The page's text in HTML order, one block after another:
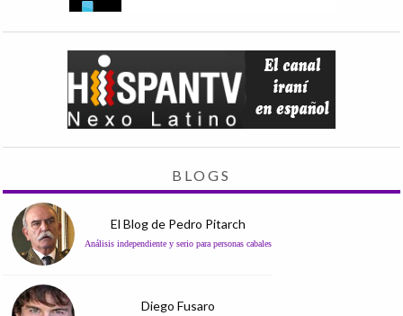
BLOGS
El Blog de Pedro Pitarch
Análisis independiente y serio para personas cabales
Diego Fusaro